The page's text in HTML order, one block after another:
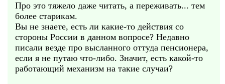
Про это тяжело даже читать, а переживать... тем
более старикам.
Вы не знаете, есть ли какие-то действия со
стороны России в данном вопросе? Недавно
писали везде про высланного оттуда пенсионера,
если я не путаю что-либо. Значит, есть какой-то
работающий механизм на такие случаи?